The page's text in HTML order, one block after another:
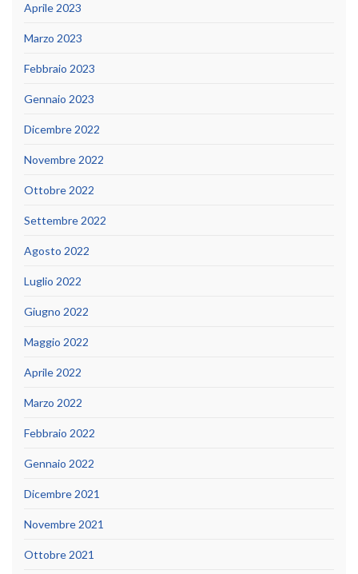
Aprile 2023
Marzo 2023
Febbraio 2023
Gennaio 2023
Dicembre 2022
Novembre 2022
Ottobre 2022
Settembre 2022
Agosto 2022
Luglio 2022
Giugno 2022
Maggio 2022
Aprile 2022
Marzo 2022
Febbraio 2022
Gennaio 2022
Dicembre 2021
Novembre 2021
Ottobre 2021